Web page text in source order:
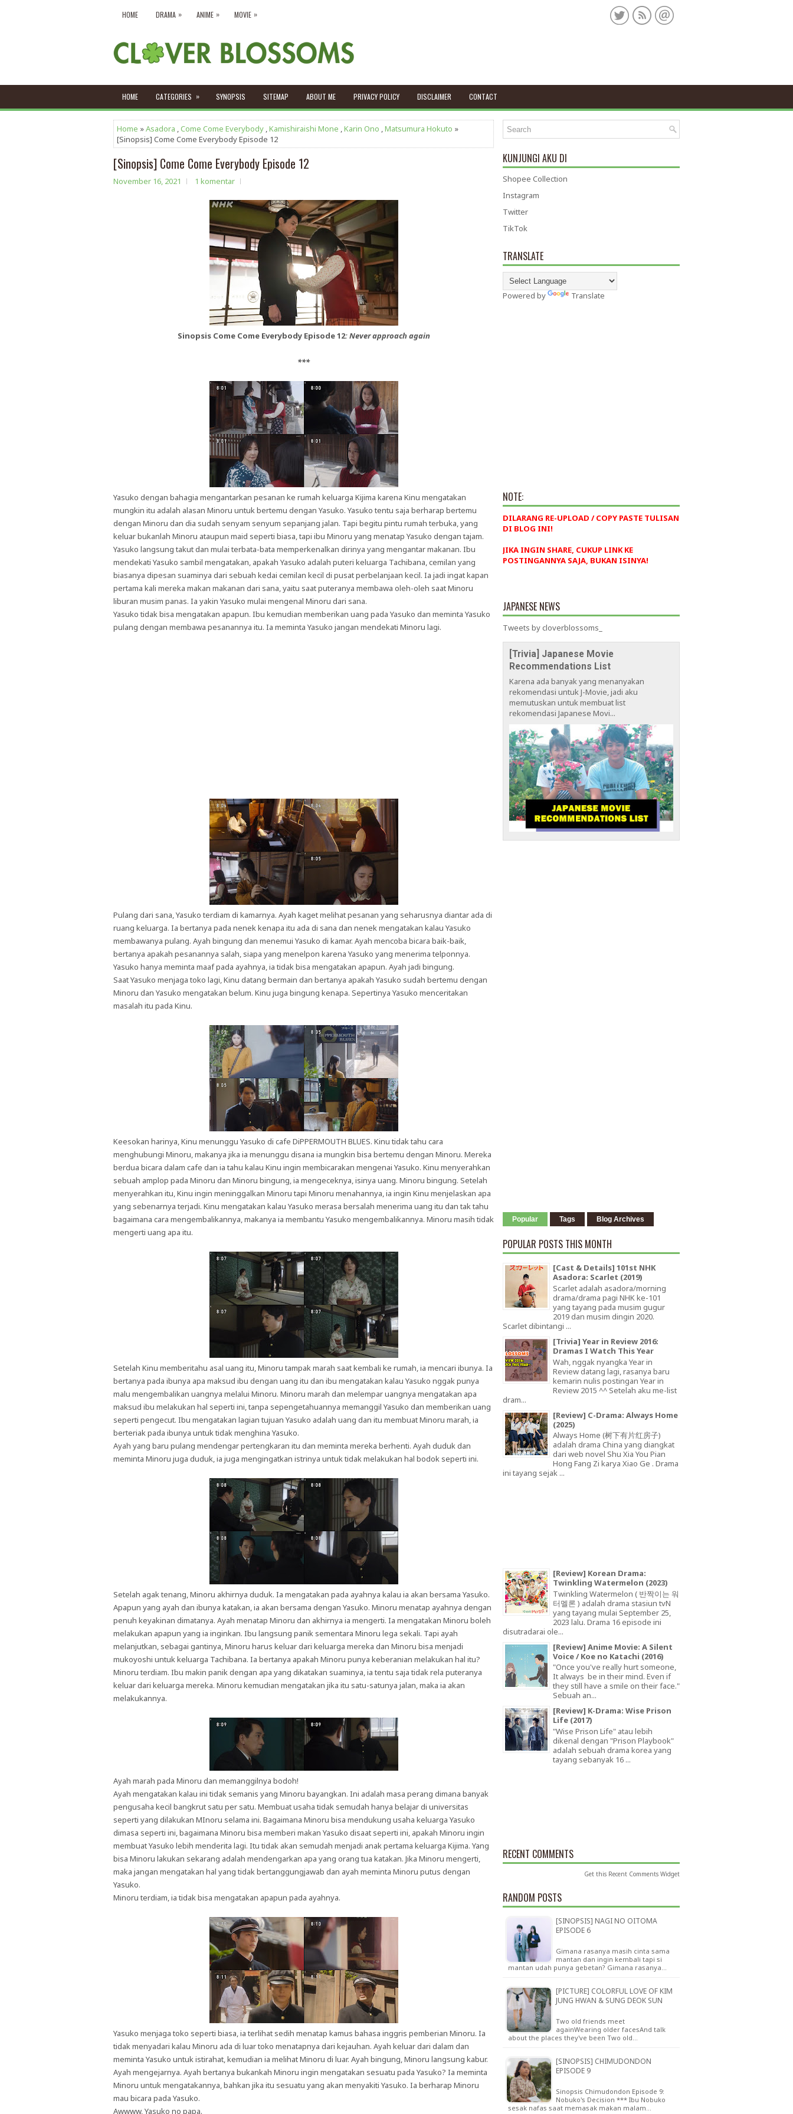
HOME DRAMA » ANIME » MOVIE »
HOME CATEGORIES » SYNOPSIS SITEMAP ABOUT ME PRIVACY POLICY DISCLAIMER CONTACT
Home »Asadora ,Come Come Everybody ,Kamishiraishi Mone ,Karin Ono ,Matsumura Hokuto »
[Sinopsis] Come Come Everybody Episode 12
[Sinopsis] Come Come Everybody Episode 12
November 16, 2021 1 komentar
Sinopsis Come Come Everybody Episode 12:Never approach again
***
Yasuko dengan bahagia mengantarkan pesanan ke rumah keluarga Kijima karena Kinu mengatakan
mungkin itu adalah alasan Minoru untuk bertemu dengan Yasuko. Yasuko tentu saja berharap bertemu
dengan Minoru dan dia sudah senyam senyum sepanjang jalan. Tapi begitu pintu rumah terbuka, yang
keluar bukanlah Minoru ataupun maid seperti biasa, tapi ibu Minoru yang menatap Yasuko dengan tajam.
Yasuko langsung takut dan mulai terbata-bata memperkenalkan dirinya yang mengantar makanan. Ibu
mendekati Yasuko sambil mengatakan, apakah Yasuko adalah puteri keluarga Tachibana, cemilan yang
biasanya dipesan suaminya dari sebuah kedai cemilan kecil di pusat perbelanjaan kecil. Ia jadi ingat kapan
pertama kali mereka makan makanan dari sana, yaitu saat puteranya membawa oleh-oleh saat Minoru
liburan musim panas. Ia yakin Yasuko mulai mengenal Minoru dari sana.
Yasuko tidak bisa mengatakan apapun. Ibu kemudian memberikan uang pada Yasuko dan meminta Yasuko
pulang dengan membawa pesanannya itu. Ia meminta Yasuko jangan mendekati Minoru lagi.
Pulang dari sana, Yasuko terdiam di kamarnya. Ayah kaget melihat pesanan yang seharusnya diantar ada di
ruang keluarga. Ia bertanya pada nenek kenapa itu ada di sana dan nenek mengatakan kalau Yasuko
membawanya pulang. Ayah bingung dan menemui Yasuko di kamar. Ayah mencoba bicara baik-baik,
bertanya apakah pesanannya salah, siapa yang menelpon karena Yasuko yang menerima telponnya.
Yasuko hanya meminta maaf pada ayahnya, ia tidak bisa mengatakan apapun. Ayah jadi bingung.
Saat Yasuko menjaga toko lagi, Kinu datang bermain dan bertanya apakah Yasuko sudah bertemu dengan
Minoru dan Yasuko mengatakan belum. Kinu juga bingung kenapa. Sepertinya Yasuko menceritakan
masalah itu pada Kinu.
Keesokan harinya, Kinu menunggu Yasuko di cafe DiPPERMOUTH BLUES. Kinu tidak tahu cara
menghubungi Minoru, makanya jika ia menunggu disana ia mungkin bisa bertemu dengan Minoru. Mereka
berdua bicara dalam cafe dan ia tahu kalau Kinu ingin membicarakan mengenai Yasuko. Kinu menyerahkan
sebuah amplop pada Minoru dan Minoru bingung, ia mengeceknya, isinya uang. Minoru bingung. Setelah
menyerahkan itu, Kinu ingin meninggalkan Minoru tapi Minoru menahannya, ia ingin Kinu menjelaskan apa
yang sebenarnya terjadi. Kinu mengatakan kalau Yasuko merasa bersalah menerima uang itu dan tak tahu
bagaimana cara mengembalikannya, makanya ia membantu Yasuko mengembalikannya. Minoru masih tidak
mengerti uang apa itu.
Setelah Kinu memberitahu asal uang itu, Minoru tampak marah saat kembali ke rumah, ia mencari ibunya. Ia
bertanya pada ibunya apa maksud ibu dengan uang itu dan ibu mengatakan kalau Yasuko nggak punya
malu mengembalikan uangnya melalui Minoru. Minoru marah dan melempar uangnya mengatakan apa
maksud ibu melakukan hal seperti ini, tanpa sepengetahuannya memanggil Yasuko dan memberikan uang
seperti pengecut. Ibu mengatakan lagian tujuan Yasuko adalah uang dan itu membuat Minoru marah, ia
berteriak pada ibunya untuk tidak menghina Yasuko.
Ayah yang baru pulang mendengar pertengkaran itu dan meminta mereka berhenti. Ayah duduk dan
meminta Minoru juga duduk, ia juga mengingatkan istrinya untuk tidak melakukan hal bodok seperti ini.
Setelah agak tenang, Minoru akhirnya duduk. Ia mengatakan pada ayahnya kalau ia akan bersama Yasuko.
Apapun yang ayah dan ibunya katakan, ia akan bersama dengan Yasuko. Minoru menatap ayahnya dengan
penuh keyakinan dimatanya. Ayah menatap Minoru dan akhirnya ia mengerti. Ia mengatakan Minoru boleh
melakukan apapun yang ia inginkan. Ibu langsung panik sementara Minoru lega sekali. Tapi ayah
melanjutkan, sebagai gantinya, Minoru harus keluar dari keluarga mereka dan Minoru bisa menjadi
mukoyoshi untuk keluarga Tachibana. Ia bertanya apakah Minoru punya keberanian melakukan hal itu?
Minoru terdiam. Ibu makin panik dengan apa yang dikatakan suaminya, ia tentu saja tidak rela puteranya
keluar dari keluarga mereka. Minoru kemudian mengatakan jika itu satu-satunya jalan, maka ia akan
melakukannya.
Ayah marah pada Minoru dan memanggilnya bodoh!
Ayah mengatakan kalau ini tidak semanis yang Minoru bayangkan. Ini adalah masa perang dimana banyak
pengusaha kecil bangkrut satu per satu. Membuat usaha tidak semudah hanya belajar di universitas
seperti yang dilakukan MInoru selama ini. Bagaimana Minoru bisa mendukung usaha keluarga Yasuko
dimasa seperti ini, bagaimana Minoru bisa memberi makan Yasuko disaat seperti ini, apakah Minoru ingin
membuat Yasuko lebih menderita lagi. Itu tidak akan semudah menjadi anak pertama keluarga Kijima. Yang
bisa Minoru lakukan sekarang adalah mendengarkan apa yang orang tua katakan. Jika Minoru mengerti,
maka jangan mengatakan hal yang tidak bertanggungjawab dan ayah meminta Minoru putus dengan
Yasuko.
Minoru terdiam, ia tidak bisa mengatakan apapun pada ayahnya.
Yasuko menjaga toko seperti biasa, ia terlihat sedih menatap kamus bahasa inggris pemberian Minoru. Ia
tidak menyadari kalau Minoru ada di luar toko menatapnya dari kejauhan. Ayah keluar dari dalam dan
meminta Yasuko untuk istirahat, kemudian ia melihat Minoru di luar. Ayah bingung, Minoru langsung kabur.
Ayah mengejarnya. Ayah bertanya bukankah Minoru ingin mengatakan sesuatu pada Yasuko? Ia meminta
Minoru untuk mengatakannya, bahkan jika itu sesuatu yang akan menyakiti Yasuko. Ia berharap Minoru
mau bicara pada Yasuko.
Awwww, Yasuko no papa.
KUNJUNGI AKU DI
Shopee Collection
Instagram
Twitter
TikTok
TRANSLATE
Powered by Translate
NOTE:
DILARANG RE-UPLOAD / COPY PASTE TULISAN
DI BLOG INI!
JIKA INGIN SHARE, CUKUP LINK KE
POSTINGANNYA SAJA, BUKAN ISINYA!
JAPANESE NEWS
Tweets by cloverblossoms_
[Trivia] Japanese Movie
Recommendations List
Karena ada banyak yang menanyakan
rekomendasi untuk J-Movie, jadi aku
memutuskan untuk membuat list
rekomendasi Japanese Movi...
Popular Tags Blog Archives
POPULAR POSTS THIS MONTH
[Cast & Details] 101st NHK
Asadora: Scarlet (2019)
Scarlet adalah asadora/morning
drama/drama pagi NHK ke-101
yang tayang pada musim gugur
2019 dan musim dingin 2020.
Scarlet dibintangi ...
[Trivia] Year in Review 2016:
Dramas I Watch This Year
Wah, nggak nyangka Year in
Review datang lagi, rasanya baru
kemarin nulis postingan Year in
Review 2015 ^^ Setelah aku me-list
dram...
[Review] C-Drama: Always Home
(2025)
Always Home (树下有片红房子)
adalah drama China yang diangkat
dari web novel Shu Xia You Pian
Hong Fang Zi karya Xiao Ge . Drama
ini tayang sejak ...
[Review] Korean Drama:
Twinkling Watermelon (2023)
Twinkling Watermelon ( 반짝이는 워
터멜론 ) adalah drama stasiun tvN
yang tayang mulai September 25,
2023 lalu. Drama 16 episode ini
disutradarai ole...
[Review] Anime Movie: A Silent
Voice / Koe no Katachi (2016)
"Once you've really hurt someone,
It always be in their mind. Even if
they still have a smile on their face."
Sebuah an...
[Review] K-Drama: Wise Prison
Life (2017)
"Wise Prison Life" atau lebih
dikenal dengan "Prison Playbook"
adalah sebuah drama korea yang
tayang sebanyak 16 ...
RECENT COMMENTS
Get this Recent Comments Widget
RANDOM POSTS
[SINOPSIS] NAGI NO OITOMA
EPISODE 6
Gimana rasanya masih cinta sama
mantan dan ingin kembali tapi si
mantan udah punya gebetan? Gimana rasanya…
[PICTURE] COLORFUL LOVE OF KIM
JUNG HWAN & SUNG DEOK SUN
Two old friends meet
againWearing older facesAnd talk
about the places they've been Two old…
[SINOPSIS] CHIMUDONDON
EPISODE 9
Sinopsis Chimudondon Episode 9:
Nobuko's Decision *** Ibu Nobuko
sesak nafas saat memasak makan malam…